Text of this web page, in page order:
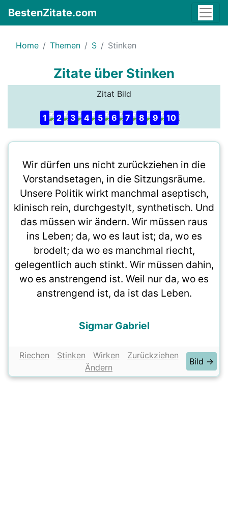
BestenZitate.com
Home Themen S Stinken
Zitate über Stinken
Zitat Bild
1 2 3 4 5 6 7 8 9 10
Wir dürfen uns nicht zurückziehen in die
Vorstandsetagen, in die Sitzungsräume.
Unsere Politik wirkt manchmal aseptisch,
klinisch rein, durchgestylt, synthetisch. Und
das müssen wir ändern. Wir müssen raus
ins Leben; da, wo es laut ist; da, wo es
brodelt; da wo es manchmal riecht,
gelegentlich auch stinkt. Wir müssen dahin,
wo es anstrengend ist. Weil nur da, wo es
anstrengend ist, da ist das Leben.
Sigmar Gabriel
Riechen Stinken Wirken
Zurückziehen
Ändern
Bild →